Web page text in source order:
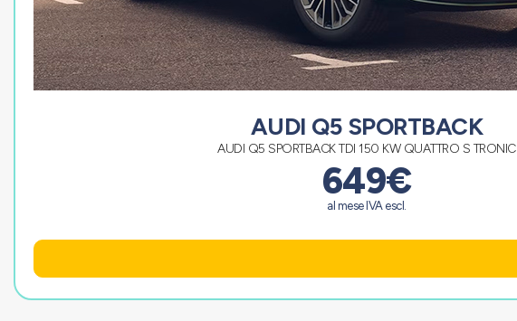
AUDI Q5 SPORTBACK
AUDI Q5 SPORTBACK TDI 150 KW QUATTRO S TRONIC
649€
al mese IVA escl.